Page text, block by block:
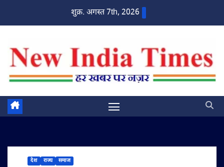
शुक्र. अगस्त 7th, 2026
देश राज्य समाज